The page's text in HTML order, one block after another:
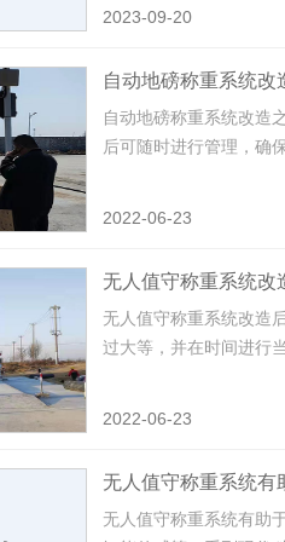
2023-09-20
自动地磅称重系统改
自动地磅称重系统改造
后可随时进行管理，确
2022-06-23
无人值守称重系统改
无人值守称重系统改造
过大等，并在时间进行
2022-06-23
无人值守称重系统有
无人值守称重系统有助